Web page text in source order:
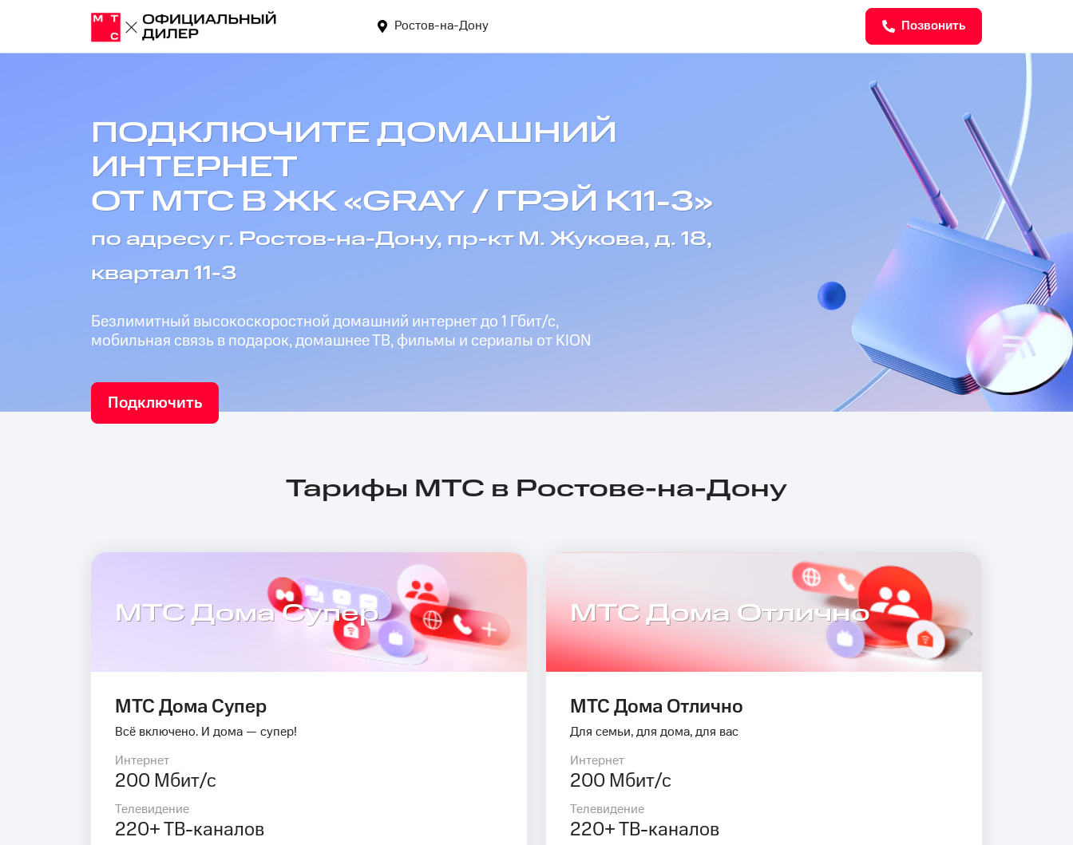
Ростов-на-Дону Позвонить
ПОДКЛЮЧИТЕ ДОМАШНИЙ
ИНТЕРНЕТ
ОТ МТС В ЖК «GRAY / ГРЭЙ К11-3»
по адресу г. Ростов-на-Дону, пр-кт М. Жукова, д. 18,
квартал 11-3
Безлимитный высокоскоростной домашний интернет до 1 Гбит/с,
мобильная связь в подарок, домашнее ТВ, фильмы и сериалы от KION
Подключить
Тарифы МТС в Ростове-на-Дону
МТС Дома Супер
МТС Дома Супер
Всё включено. И дома — супер!
Интернет
200 Мбит/с
Телевидение
220+ ТВ-каналов
МТС Дома Отлично
МТС Дома Отлично
Для семьи, для дома, для вас
Интернет
200 Мбит/с
Телевидение
220+ ТВ-каналов